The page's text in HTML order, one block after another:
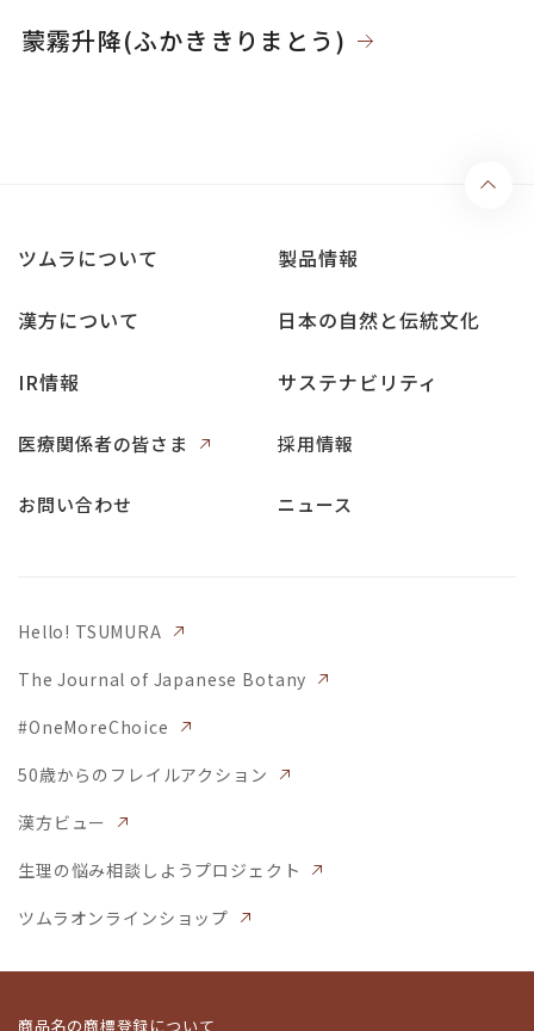
蒙霧升降(ふかききりまとう)
ツムラについて 製品情報
漢方について 日本の自然と伝統文化
IR情報 サステナビリティ
医療関係者の皆さま 採用情報
お問い合わせ ニュース
Hello! TSUMURA
The Journal of Japanese Botany
#OneMoreChoice
50歳からのフレイルアクション
漢方ビュー
生理の悩み相談しようプロジェクト
ツムラオンラインショップ
商品名の商標登録について